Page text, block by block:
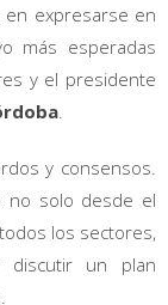
expresarse en
más esperadas
y el presidente
y consensos.
no solo desde el
los sectores,
un plan